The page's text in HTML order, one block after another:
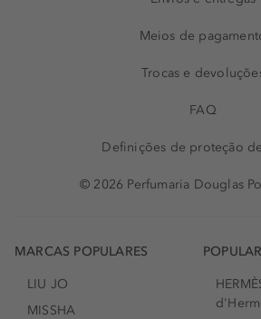
Meios de
Trocas e
FAQ
Definições de proteção
© 2026 Perfumaria Douglas
MARCAS POPULARES
LIU JO
MISSHA